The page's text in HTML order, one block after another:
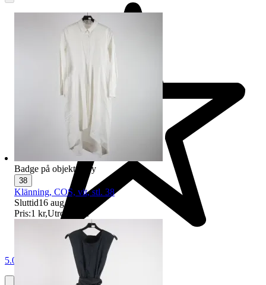
5.0
Badge på objektet: Ny
38
Klänning, COS, vit, stl. 38
Sluttid16 aug 19:09
Pris:1 kr,Utropspris .